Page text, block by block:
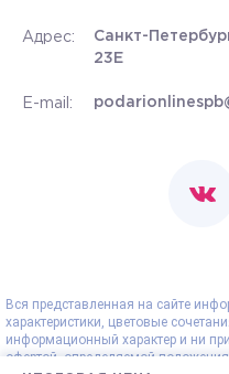
Адрес:
Санкт-
23Е
E-mail:
Вся представленная на сайте
характеристики, цветовые
информационный характер и ни
офертой, определяемой